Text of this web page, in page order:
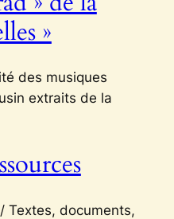
»
des musiques
extraits de la
Textes, documents,